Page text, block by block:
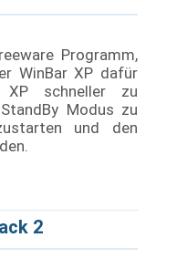
Programm,
WinBar XP dafür
XP schneller zu
Modus zu
und den
2